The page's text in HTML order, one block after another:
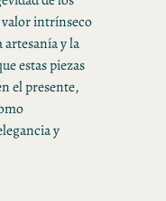
valor intrínseco
artesanía y la
estas piezas
el presente,
y